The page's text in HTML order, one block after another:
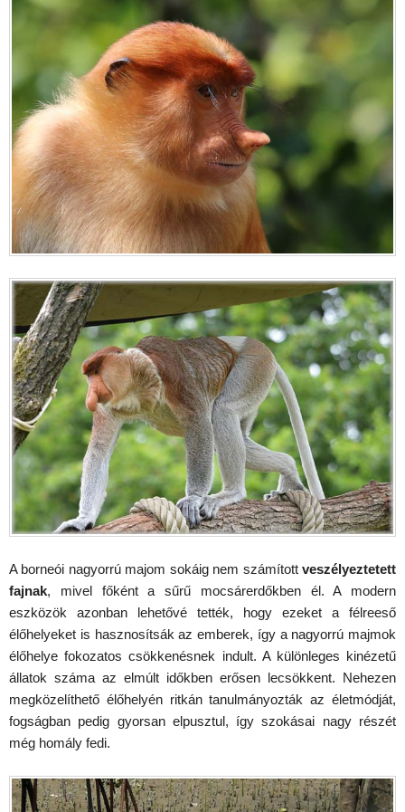
A borneói nagyorrú majom sokáig nem számított veszélyeztetett
fajnak, mivel főként a sűrű mocsárerdőkben él. A modern
eszközök azonban lehetővé tették, hogy ezeket a félreeső
élőhelyeket is hasznosítsák az emberek, így a nagyorrú majmok
élőhelye fokozatos csökkenésnek indult. A különleges kinézetű
állatok száma az elmúlt időkben erősen lecsökkent. Nehezen
megközelíthető élőhelyén ritkán tanulmányozták az életmódját,
fogságban pedig gyorsan elpusztul, így szokásai nagy részét
még homály fedi.